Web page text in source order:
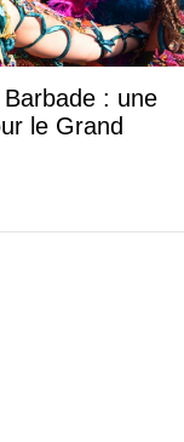
: une
le Grand